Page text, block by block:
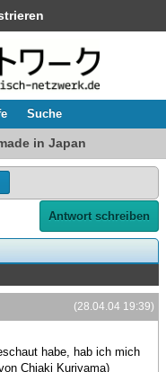
Suche
in Japan
Antwort schreiben
(28.04.04 19:39)
habe, hab ich mich
Chiaki Kuriyama)